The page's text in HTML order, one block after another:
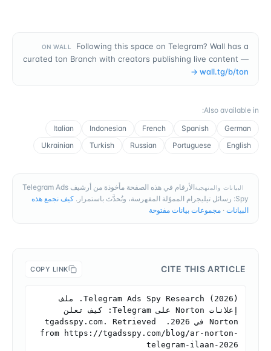
ON WALL
Following this space on Telegram? Wall has a
curated ton Branch with creators publishing live content —
wall.tg/b/ton
→
Also available in
:
German
Spanish
French
Indonesian
Italian
English
Portuguese
Russian
Turkish
Ukrainian
البيانات والمنهجية
الأرقام في هذه الصفحة مأخوذة من أرشيف Telegram Ads
Spy: رسائل تيليجرام المموّلة المفهرسة، وتُحدَّث باستمرار.
كيف نجمع هذه
البيانات · مجموعات بيانات مفتوحة
CITE THIS ARTICLE
COPY LINK
Telegram Ads Spy Research (2026). ملف
Norton في 2026. tgadsspy.com. Retrieved
from https://tgadsspy.com/blog/ar-norton-
telegram-ilaan-2026